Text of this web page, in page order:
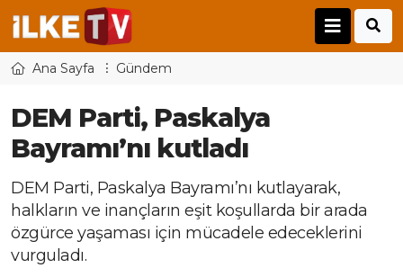
Ana Sayfa Gündem
DEM Parti, Paskalya
Bayramı’nı kutladı
DEM Parti, Paskalya Bayramı’nı kutlayarak,
halkların ve inançların eşit koşullarda bir arada
özgürce yaşaması için mücadele edeceklerini
vurguladı.